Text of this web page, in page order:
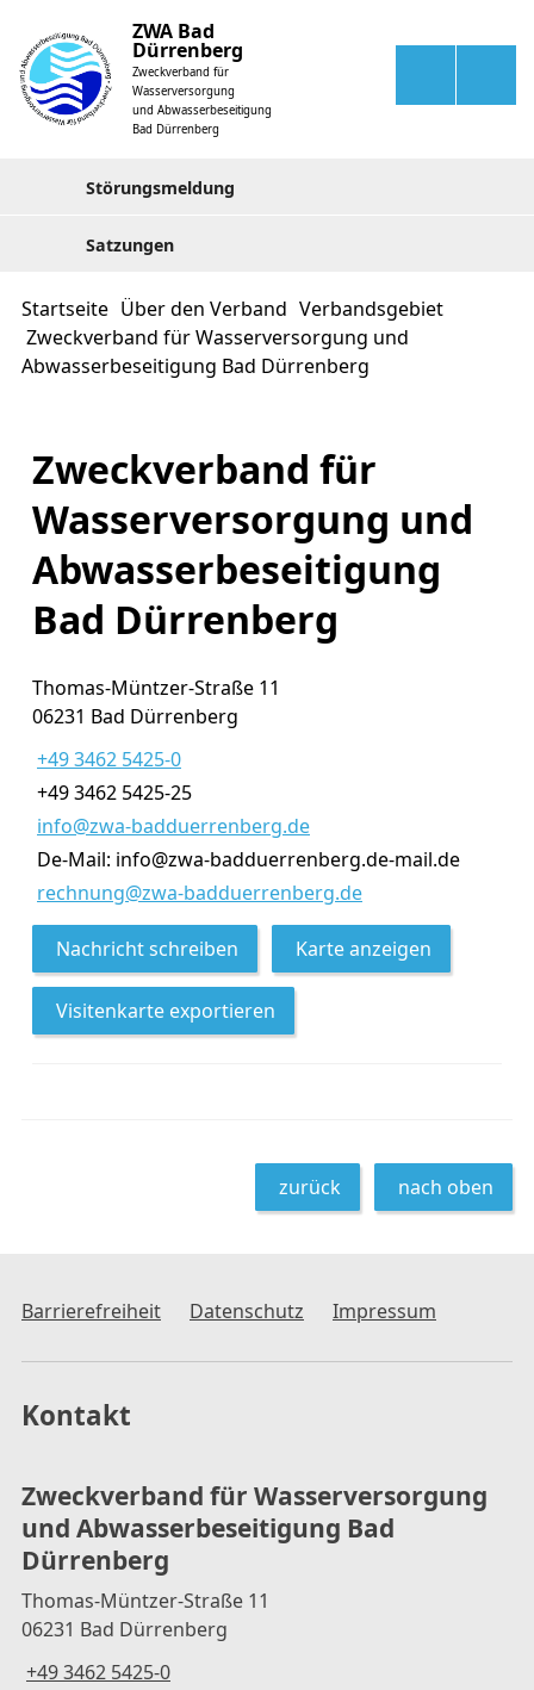
ZWA Bad
Dürrenberg
Zweckverband für
Wasserversorgung
und Abwasserbeseitigung
Bad Dürrenberg
Störungsmeldung
Satzungen
Startseite Über den Verband Verbandsgebiet
Zweckverband für Wasserversorgung und
Abwasserbeseitigung Bad Dürrenberg
Zweckverband für
Wasserversorgung und
Abwasserbeseitigung
Bad Dürrenberg
Thomas-Müntzer-Straße 11
06231 Bad Dürrenberg
+49 3462 5425-0
+49 3462 5425-25
info@zwa-badduerrenberg.de
De-Mail: info@zwa-badduerrenberg.de-mail.de
rechnung@zwa-badduerrenberg.de
Nachricht schreiben Karte anzeigen
Visitenkarte exportieren
zurück nach oben
Barrierefreiheit Datenschutz Impressum
Kontakt
Zweckverband für Wasserversorgung
und Abwasserbeseitigung Bad
Dürrenberg
Thomas-Müntzer-Straße 11
06231 Bad Dürrenberg
+49 3462 5425-0